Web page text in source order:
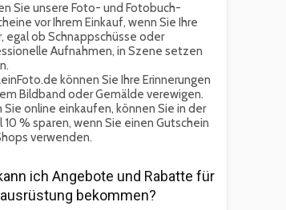
Sie unsere Foto- und Fotobuch-
vor Ihrem Einkauf, wenn Sie Ihre
egal ob Schnappschüsse oder
Aufnahmen, in Szene setzen
können Sie Ihre Erinnerungen
Bildband oder Gemälde verewigen.
Sie online einkaufen, können Sie in der
10 % sparen, wenn Sie einen Gutschein
verwenden.
ich Angebote und Rabatte für
bekommen?